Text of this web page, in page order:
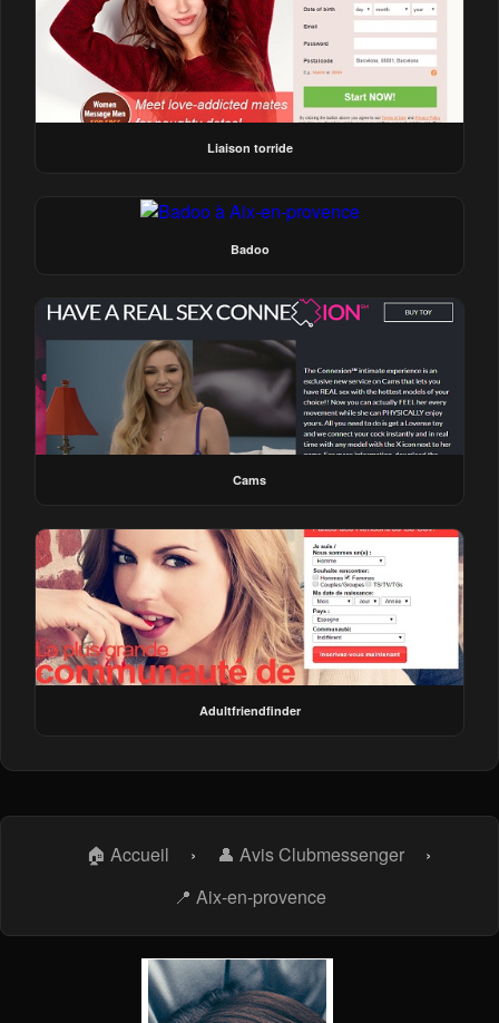
Liaison torride
Badoo
Cams
Adultfriendfinder
🏠 Accueil › 👤 Avis Clubmessenger
›
📍 Aix-en-provence